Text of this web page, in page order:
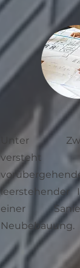
Unter
versteht
leerstehender
einer
Neubebauung.